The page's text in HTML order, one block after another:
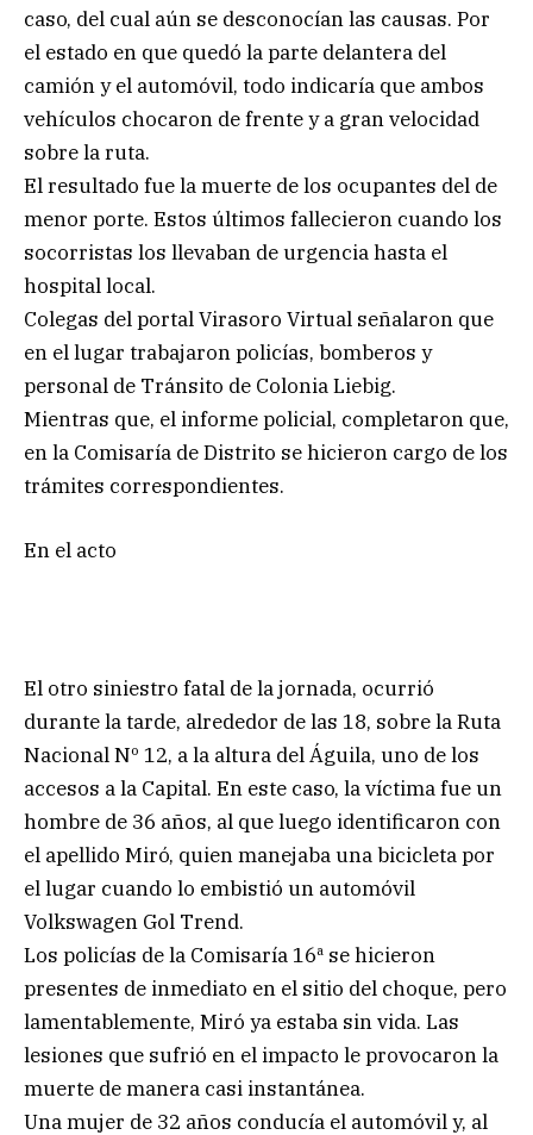
caso, del cual aún se desconocían las causas. Por
el estado en que quedó la parte delantera del
camión y el automóvil, todo indicaría que ambos
vehículos chocaron de frente y a gran velocidad
sobre la ruta.
El resultado fue la muerte de los ocupantes del de
menor porte. Estos últimos fallecieron cuando los
socorristas los llevaban de urgencia hasta el
hospital local.
Colegas del portal Virasoro Virtual señalaron que
en el lugar trabajaron policías, bomberos y
personal de Tránsito de Colonia Liebig.
Mientras que, el informe policial, completaron que,
en la Comisaría de Distrito se hicieron cargo de los
trámites correspondientes.
En el acto
El otro siniestro fatal de la jornada, ocurrió
durante la tarde, alrededor de las 18, sobre la Ruta
Nacional Nº 12, a la altura del Águila, uno de los
accesos a la Capital. En este caso, la víctima fue un
hombre de 36 años, al que luego identificaron con
el apellido Miró, quien manejaba una bicicleta por
el lugar cuando lo embistió un automóvil
Volkswagen Gol Trend.
Los policías de la Comisaría 16ª se hicieron
presentes de inmediato en el sitio del choque, pero
lamentablemente, Miró ya estaba sin vida. Las
lesiones que sufrió en el impacto le provocaron la
muerte de manera casi instantánea.
Una mujer de 32 años conducía el automóvil y, al